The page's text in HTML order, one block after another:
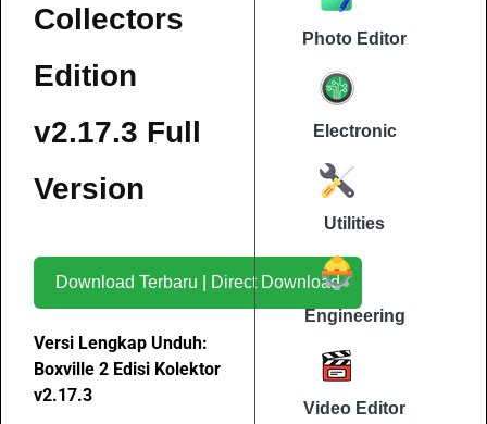
Collectors
Edition
v2.17.3 Full
Version
Download Terbaru | Direct Download
Versi Lengkap Unduh:
Boxville 2 Edisi Kolektor
v2.17.3
Photo Editor
Electronic
Utilities
Engineering
Video Editor